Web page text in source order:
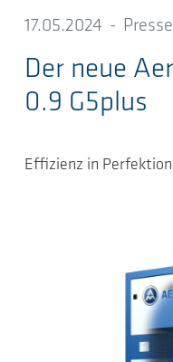
17.05.2024 -
Der neue
0.9 G5plus
Effizienz in Perfektion